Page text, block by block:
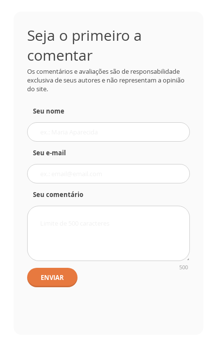
Seja o primeiro a
comentar
Os comentários e avaliações são de responsabilidade
exclusiva de seus autores e não representam a opinião
do site.
Seu nome
Seu e-mail
Seu comentário
500
ENVIAR